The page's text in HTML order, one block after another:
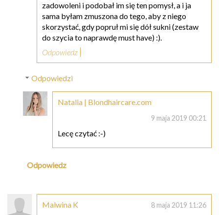
zadowoleni i podobał im się ten pomysł, a i ja
sama byłam zmuszona do tego, aby z niego
skorzystać, gdy popruł mi się dół sukni (zestaw
do szycia to naprawdę must have) :).
Odpowiedz
Odpowiedzi
Natalia | Blondhaircare.com
9 maja 2019 00:21
Lecę czytać :-)
Odpowiedz
Malwina K 8 maja 2019 11:26